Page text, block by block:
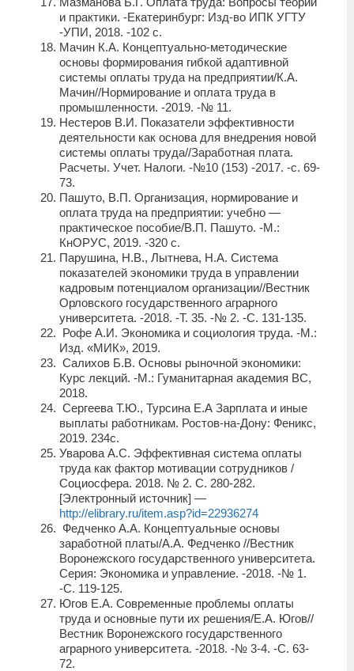
и практики. -Екатеринбург: Изд-во ИПК УГТУ
-УПИ, 2018. -102 с.
Мачин К.А. Концептуально-методические
основы формирования гибкой адаптивной
системы оплаты труда на предприятии/К.А.
Мачин//Нормирование и оплата труда в
промышленности. -2019. -№ 11.
Нестеров В.И. Показатели эффективности
деятельности как основа для внедрения новой
системы оплаты труда//Заработная плата.
Расчеты. Учет. Налоги. -№10 (153) -2017. -с. 69-
73.
Пашуто, В.П. Организация, нормирование и
оплата труда на предприятии: учебно —
практическое пособие/В.П. Пашуто. -М.:
КнОРУС, 2019. -320 с.
Парушина, Н.В., Лытнева, Н.А. Система
показателей экономики труда в управлении
кадровым потенциалом организации//Вестник
Орловского государственного аграрного
университета. -2018. -Т. 35. -№ 2. -С. 131-135.
Рофе А.И. Экономика и социология труда. -М.:
Изд. «МИК», 2019.
Салихов Б.В. Основы рыночной экономики:
Курс лекций. -М.: Гуманитарная академия ВС,
2018.
Сергеева Т.Ю., Турсина Е.А Зарплата и иные
выплаты работникам. Ростов-на-Дону: Феникс,
2019. 234с.
Уварова А.С. Эффективная система оплаты
труда как фактор мотивации сотрудников /
Социосфера. 2018. № 2. С. 280-282.
[Электронный источник] —
http://elibrary.ru/item.asp?id=22936274
Федченко А.А. Концептуальные основы
заработной платы/А.А. Федченко //Вестник
Воронежского государственного университета.
Серия: Экономика и управление. -2018. -№ 1.
-С. 119-125.
Югов Е.А. Современные проблемы оплаты
труда и основные пути их решения/Е.А. Югов//
Вестник Воронежского государственного
аграрного университета. -2018. -№ 3-4. -С. 63-
72.